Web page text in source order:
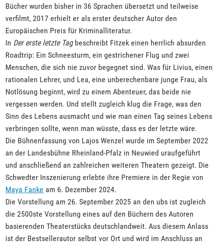
Bücher wurden bisher in 36 Sprachen übersetzt und teilweise
verfilmt, 2017 erhielt er als erster deutscher Autor den
Europäischen Preis für Kriminalliteratur.
In Der erste letzte Tagbeschreibt Fitzek einen herrlich absurden
Roadtrip: Ein Schneesturm, ein gestrichener Flug und zwei
Menschen, die sich nie zuvor begegnet sind. Was für Livius, einen
rationalen Lehrer, und Lea, eine unberechenbare junge Frau, als
Notlösung beginnt, wird zu einem Abenteuer, das beide nie
vergessen werden. Und stellt zugleich klug die Frage, was den
Sinn des Lebens ausmacht und wie man einen Tag seines Lebens
verbringen sollte, wenn man wüsste, dass es der letzte wäre.
Die Bühnenfassung von Lajos Wenzel wurde im September 2022
an der Landesbühne Rheinland-Pfalz in Neuwied uraufgeführt
und anschließend an zahlreichen weiteren Theatern gezeigt. Die
Schwedter Inszenierung erlebte ihre Premiere in der Regie von
Maya Fanke am 6. Dezember 2024.
Die Vorstellung am 26. September 2025 an den ubs ist zugleich
die 2500ste Vorstellung eines auf den Büchern des Autoren
basierenden Theaterstücks deutschlandweit. Aus diesem Anlass
ist der Bestsellerautor selbst vor Ort und wird im Anschluss an